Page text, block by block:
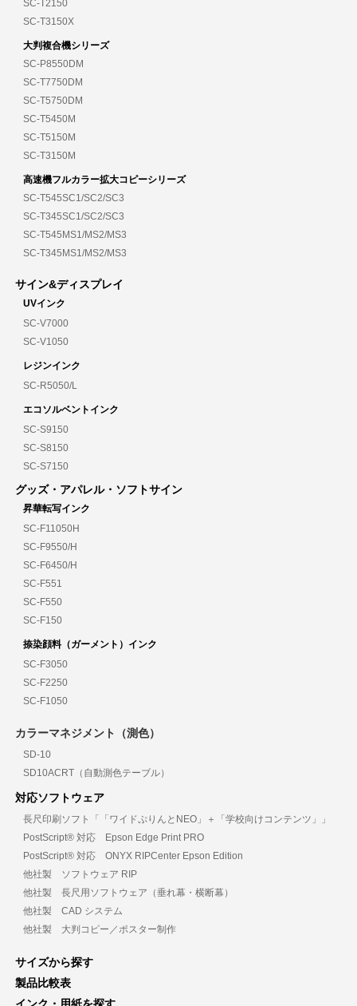
SC-T2150
SC-T3150X
大判複合機シリーズ
SC-P8550DM
SC-T7750DM
SC-T5750DM
SC-T5450M
SC-T5150M
SC-T3150M
高速機フルカラー拡大コピーシリーズ
SC-T545SC1/SC2/SC3
SC-T345SC1/SC2/SC3
SC-T545MS1/MS2/MS3
SC-T345MS1/MS2/MS3
サイン&ディスプレイ
UVインク
SC-V7000
SC-V1050
レジンインク
SC-R5050/L
エコソルベントインク
SC-S9150
SC-S8150
SC-S7150
グッズ・アパレル・ソフトサイン
昇華転写インク
SC-F11050H
SC-F9550/H
SC-F6450/H
SC-F551
SC-F550
SC-F150
捺染顔料（ガーメント）インク
SC-F3050
SC-F2250
SC-F1050
カラーマネジメント（測色）
SD-10
SD10ACRT（自動測色テーブル）
対応ソフトウェア
長尺印刷ソフト「「ワイドぷりんとNEO」＋「学校向けコンテンツ」」
PostScript® 対応 Epson Edge Print PRO
PostScript® 対応 ONYX RIPCenter Epson Edition
他社製 ソフトウェア RIP
他社製 長尺用ソフトウェア（垂れ幕・横断幕）
他社製 CAD システム
他社製 大判コピー／ポスター制作
サイズから探す
製品比較表